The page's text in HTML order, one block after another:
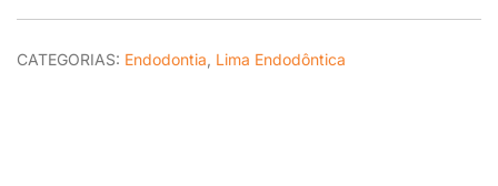
CATEGORIAS: Endodontia Lima Endodôntica